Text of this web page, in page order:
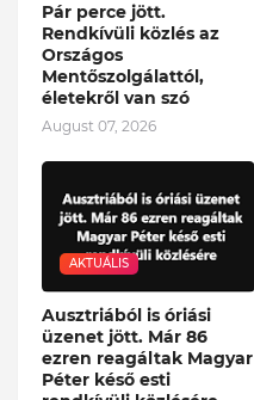
Pár perce jött.
Rendkívüli közlés az
Országos
Mentőszolgálattól,
életekről van szó
August 07, 2026
AKTUÁLIS
Ausztriából is óriási
üzenet jött. Már 86
ezren reagáltak Magyar
Péter késő esti